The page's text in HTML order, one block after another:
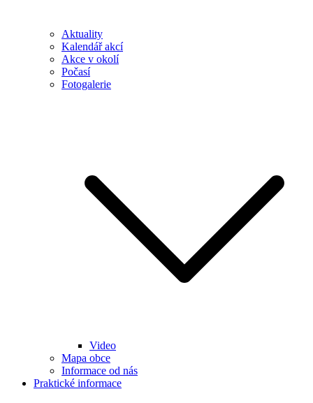
Aktuality
Kalendář akcí
Akce v okolí
Počasí
Fotogalerie
Video
Mapa obce
Informace od nás
Praktické informace